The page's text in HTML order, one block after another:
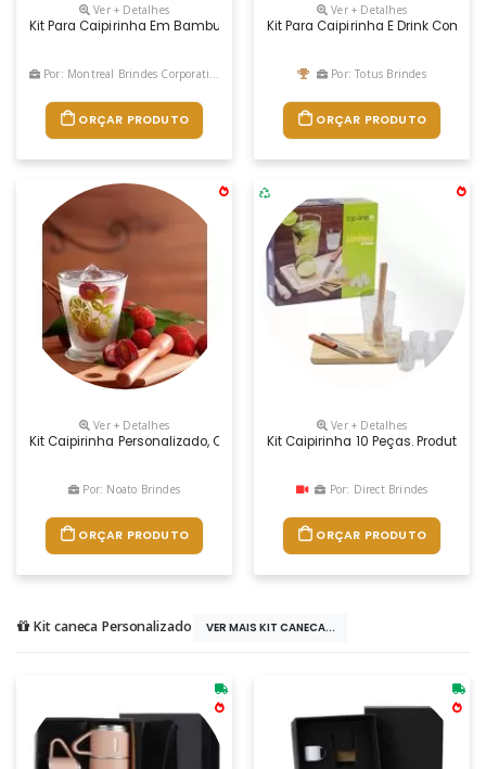
Ver + Detalhes
Kit Para Caipirinha Em Bambu. Conta Com Tábua, Colher E Socador
Por: Montreal Brindes Corporativos
ORÇAR PRODUTO
Ver + Detalhes
Kit Para Caipirinha E Drink Com
Por: Totus Brindes
ORÇAR PRODUTO
Ver + Detalhes
Kit Caipirinha Personalizado, Com Ótimo Espaço Para Divulgação Da
Por: Noato Brindes
ORÇAR PRODUTO
Ver + Detalhes
Kit Caipirinha 10 Peças. Produto
Por: Direct Brindes
ORÇAR PRODUTO
Kit caneca Personalizado VER MAIS KIT CANECA...